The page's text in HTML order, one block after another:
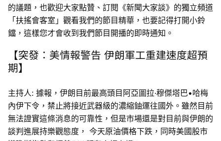
的議題，也歡迎大家點贊、訂閱《新聞大家談》的獨立頻道
「扶搖會客室」觀看我們的節目精華，也要記得打開小鈴
鐺，這樣您才會收到我們節目開播的即時通知。
【突發：美情報警告 伊朗軍工重建速度超預
期】
主持人: 據報，伊朗目前最高頭目阿亞圖拉·穆傑塔巴•哈梅
內伊下令，禁止將接近武器級的濃縮鈾運往國外。雖然目前
無法證實這條消息的可靠性，但是市場還是對目前與伊朗的
談判進展持樂觀態度， 今天原油價格下跌，同時美國股市